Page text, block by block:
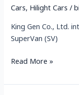
Cars, Hilight Cars /
King Gen Co., Ltd.
SuperVan (SV)
Read More »